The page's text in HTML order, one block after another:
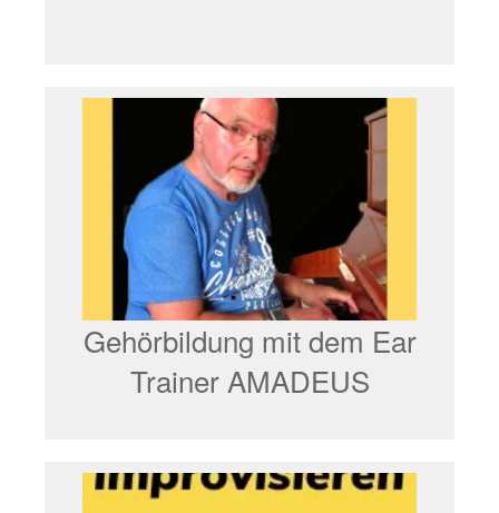
Gehörbildung mit dem Ear
Trainer AMADEUS